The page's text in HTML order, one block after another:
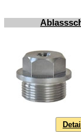
Motor